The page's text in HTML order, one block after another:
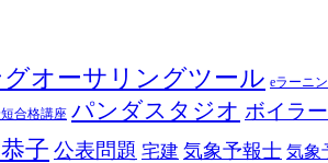
グオーサリングツール eラーニ
合格講座 パンダスタジオ ボイラ
子 公表問題 宅建 気象予報士 気象